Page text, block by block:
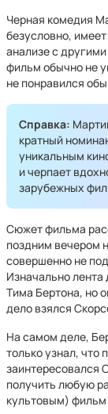
Черная комедия
безусловно,
анализе с
фильм обычно не
не понравился
Справка:
кратный
уникальным
и черпает
зарубежных
Сюжет фильма
поздним вечером
совершенно не
Изначально
Тима Бертона, но
дело взялся
На самом деле,
только узнал, что
заинтересовался
получить любую
культовым) фильм